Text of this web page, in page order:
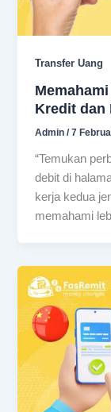
Transfer Uang
Kredit dan
Admin/7
“Temukan
debit di
kerja kedua
memahami